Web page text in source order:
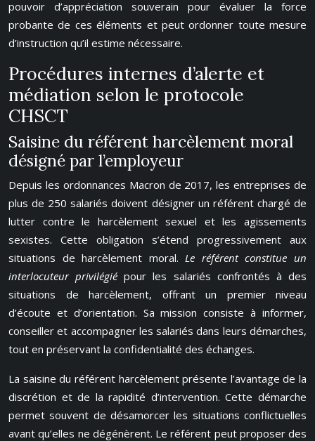
pouvoir d’appréciation souverain pour évaluer la force
probante de ces éléments et peut ordonner toute mesure
d’instruction qu’il estime nécessaire.
Procédures internes d’alerte et
médiation selon le protocole
CHSCT
Saisine du référent harcèlement moral
désigné par l’employeur
Depuis les ordonnances Macron de 2017, les entreprises de
plus de 250 salariés doivent désigner un référent chargé de
lutter contre le harcèlement sexuel et les agissements
sexistes. Cette obligation s’étend progressivement aux
situations de harcèlement moral.Le référent constitue un
interlocuteur privilégiépour les salariés confrontés à des
situations de harcèlement, offrant un premier niveau
d’écoute et d’orientation. Sa mission consiste à informer,
conseiller et accompagner les salariés dans leurs démarches,
tout en préservant la confidentialité des échanges.
La saisine du référent harcèlement présente l’avantage de la
discrétion et de la rapidité d’intervention. Cette démarche
permet souvent de désamorcer les situations conflictuelles
avant qu’elles ne dégénèrent. Le référent peut proposer des